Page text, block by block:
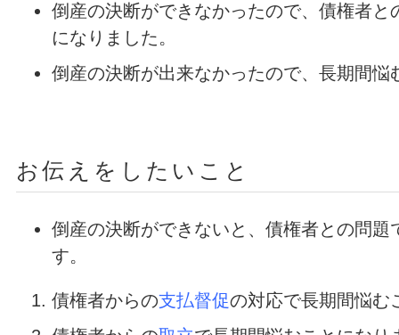
倒産の決断ができなかったので、債権者と
になりました。
倒産の決断が出来なかったので、長期間悩
お伝えをしたいこと
倒産の決断ができないと、債権者との問題
す。
債権者からの支払督促の対応で長期間悩む